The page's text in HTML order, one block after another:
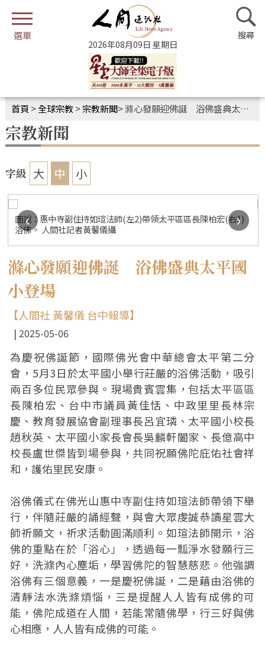
2026年08月09日 星期日
首頁 >全球宗教>宗教新聞>滌心發願迎佛誕 浴佛盛典太平國小登場
宗教新聞
字級 大 中 小
圖說：惠中寺副住持如瑄法師(左2)帶領太平區區長陳柏宏(右1)
浴佛。 人間社記者黃馨儀攝
‹ ›
滌心發願迎佛誕 浴佛盛典太平國
小登場
【人間社 黃馨儀 台中報導】
2025-05-06
為慶祝佛誕節，國際佛光會中華總會太平第二分
會，5月3日於太平國小舉行莊嚴的浴佛活動，吸引
兩百多位民眾參與。現場貴賓雲集，包括太平區區
長陳柏宏、台中市議員黃佳恬、中政里里長林宗
慶、教育發展協會副理事長呂宜璘、太平國小校長
趙秋英、太平國小家長會長吳麟軒闔家、長億高中
校長盧世傑皆到場參與，共同祝願佛陀庇佑社會祥
和，護佑里民安康。
浴佛儀式在佛光山惠中寺副住持如瑄法師帶領下舉
行，伴隨莊嚴的誦經聲，與會大眾虔誠恭讀星雲大
師祈願文，祈求活動圓滿順利。如瑄法師開示，浴
佛的重點在於「浴心」，透過每一瓢淨水發願行三
好，洗滌內心塵垢，學習佛陀的智慧慈悲。他強調
浴佛有三個意義，一是慶祝佛誕，二是藉由浴佛的
清靜法水洗滌煩惱，三是提醒人人皆有成佛的可
能，佛陀成道在人間，若能常隨佛學，行三好與佛
心相應，人人皆有成佛的可能。